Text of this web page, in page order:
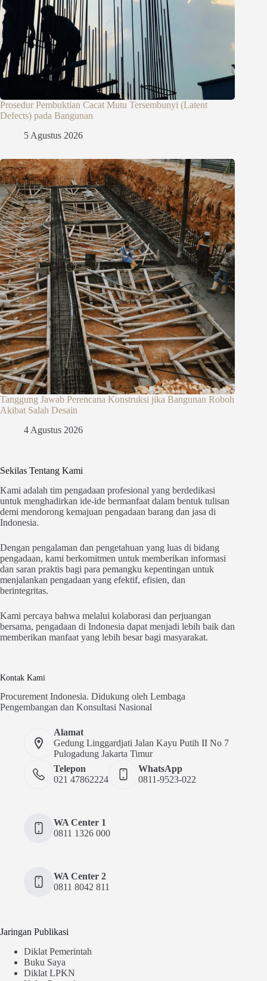
Prosedur Pembuktian Cacat Mutu Tersembunyi (Latent
Defects) pada Bangunan
5 Agustus 2026
Tanggung Jawab Perencana Konstruksi jika Bangunan Roboh
Akibat Salah Desain
4 Agustus 2026
Sekilas Tentang Kami
Kami adalah tim pengadaan profesional yang berdedikasi
untuk menghadirkan ide-ide bermanfaat dalam bentuk tulisan
demi mendorong kemajuan pengadaan barang dan jasa di
Indonesia.
Dengan pengalaman dan pengetahuan yang luas di bidang
pengadaan, kami berkomitmen untuk memberikan informasi
dan saran praktis bagi para pemangku kepentingan untuk
menjalankan pengadaan yang efektif, efisien, dan
berintegritas.
Kami percaya bahwa melalui kolaborasi dan perjuangan
bersama, pengadaan di Indonesia dapat menjadi lebih baik dan
memberikan manfaat yang lebih besar bagi masyarakat.
Kontak Kami
Procurement Indonesia. Didukung oleh Lembaga
Pengembangan dan Konsultasi Nasional
Alamat
Gedung Linggardjati Jalan Kayu Putih II No 7
Pulogadung Jakarta Timur
Telepon
021 47862224
WhatsApp
0811-9523-022
WA Center 1
0811 1326 000
WA Center 2
0811 8042 811
Jaringan Publikasi
Diklat Pemerintah
Buku Saya
Diklat LPKN